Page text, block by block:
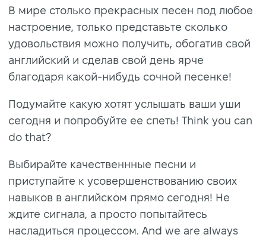
В мире столько прекрасных песен под любое
настроение, только представьте сколько
удовольствия можно получить, обогатив свой
английский и сделав свой день ярче
благодаря какой-нибудь сочной песенке!
Подумайте какую хотят услышать ваши уши
сегодня и попробуйте ее спеть! Think you can
do that?
Выбирайте качественнные песни и
приступайте к усовершенствованию своих
навыков в английском прямо сегодня! Не
ждите сигнала, а просто попытайтесь
насладиться процессом. And we are always